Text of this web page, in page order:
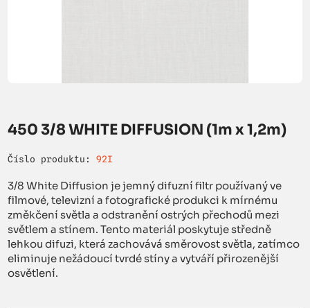
450 3/8 WHITE DIFFUSION (1m x 1,2m)
Číslo produktu: 92I
3/8 White Diffusion je jemný difuzní filtr používaný ve
filmové, televizní a fotografické produkci k mírnému
změkčení světla a odstranění ostrých přechodů mezi
světlem a stínem. Tento materiál poskytuje středně
lehkou difuzi, která zachovává směrovost světla, zatímco
eliminuje nežádoucí tvrdé stíny a vytváří přirozenější
osvětlení.